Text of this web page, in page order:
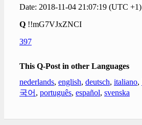
Date: 2018-11-04 21:07:19 (UTC +1)
Q !!mG7VJxZNCI
397
This Q-Post in other Languages
nederlands, english, deutsch, italiano,
국어 , português, español, svenska